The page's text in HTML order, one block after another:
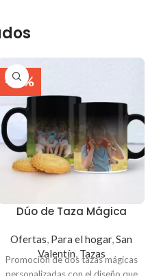
-31%
Dúo de Taza Mágica
Ofertas, Para el hogar,San
Valentín, Tazas
Promoción de dos tazas mágicas